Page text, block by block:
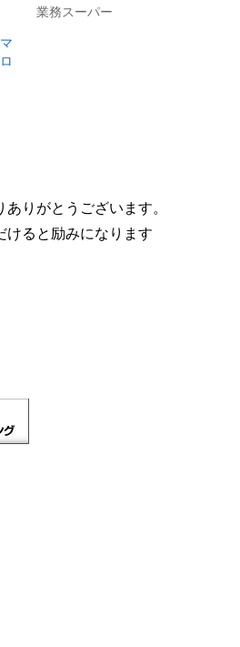
業務スーパー
りがとうございます。
けると励みになります